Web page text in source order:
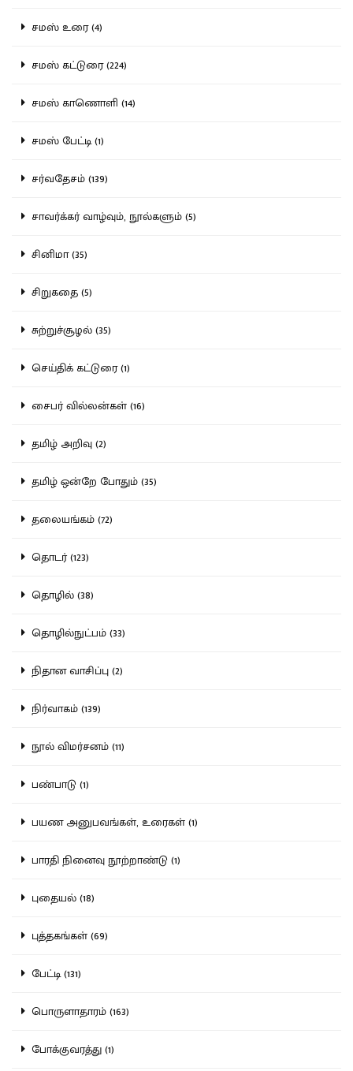
சமஸ் உரை (4)
சமஸ் கட்டுரை (224)
சமஸ் காணொளி (14)
சமஸ் பேட்டி (1)
சர்வதேசம் (139)
சாவர்க்கர் வாழ்வும், நூல்களும் (5)
சினிமா (35)
சிறுகதை (5)
சுற்றுச்சூழல் (35)
செய்திக் கட்டுரை (1)
சைபர் வில்லன்கள் (16)
தமிழ் அறிவு (2)
தமிழ் ஒன்றே போதும் (35)
தலையங்கம் (72)
தொடர் (123)
தொழில் (38)
தொழில்நுட்பம் (33)
நிதான வாசிப்பு (2)
நிர்வாகம் (139)
நூல் விமர்சனம் (11)
பண்பாடு (1)
பயண அனுபவங்கள், உரைகள் (1)
பாரதி நினைவு நூற்றாண்டு (1)
புதையல் (18)
புத்தகங்கள் (69)
பேட்டி (131)
பொருளாதாரம் (163)
போக்குவரத்து (1)